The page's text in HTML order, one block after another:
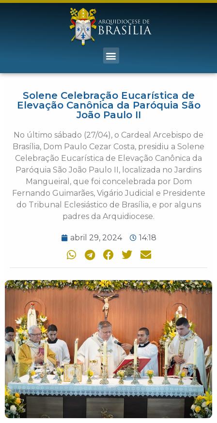
Solene Celebração Eucarística de
Elevação Canônica da Paróquia São
João Paulo II
No último sábado (27/04), o Cardeal Arcebispo de
Brasília, Dom Paulo Cezar Costa, presidiu a Solene
Celebração Eucarística de Elevação Canônica da
Paróquia São João Paulo II, localizada no Jardins
Mangueiral, que foi concelebrada por Dom
Fernando Guimarães, Vigário Judicial e Presidente
do Tribunal Eclesiástico de Brasília, e por alguns
padres da Arquidiocese.
abril 29, 2024 14:18